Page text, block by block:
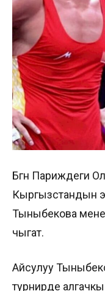
Бүгүн Париждеги
Кыргызстандын
Тыныбекова
чыгат.
Айсулуу
турнирде